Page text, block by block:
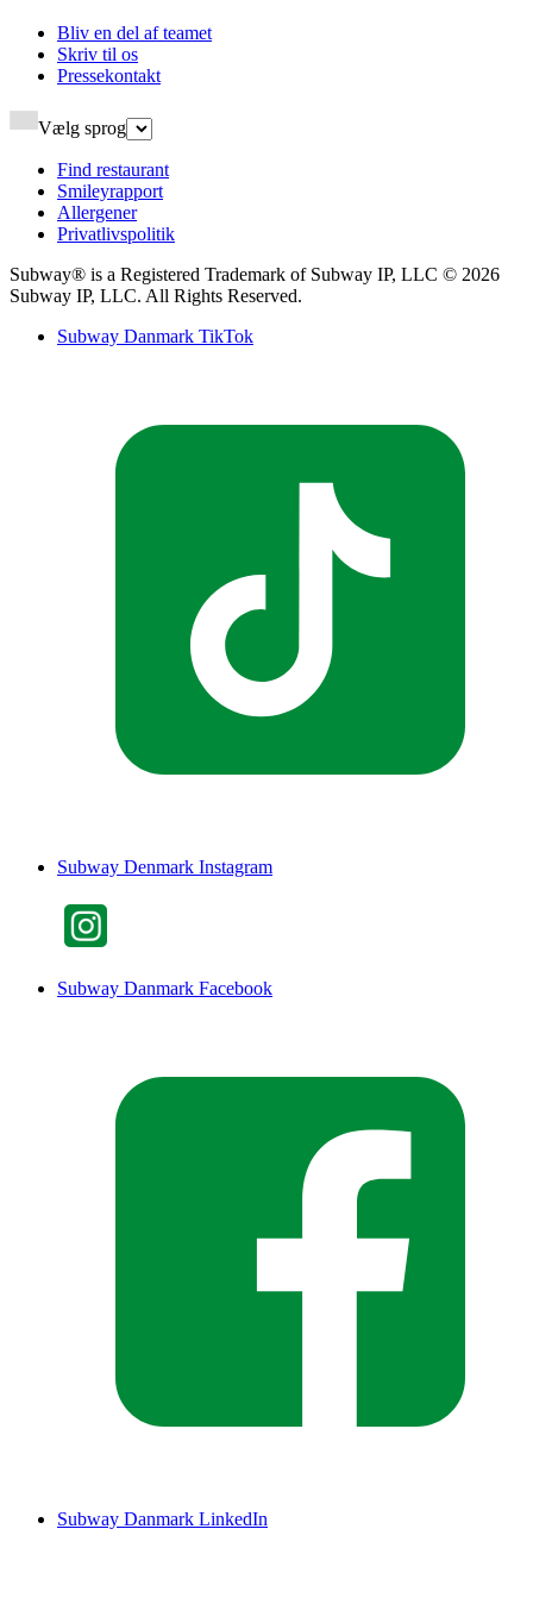
Bliv en del af teamet​​​​‌ ‍ ​‍​‍‌‍ ‌ ​‍‌‍‍‌‌‍‌ ‌‍‍‌‌‍ ‍​‍​‍​ ‍‍​‍​‍‌ ​ ‌‍​‌‌‍ ‍‌‍‍‌‌ ‌​‌ ‍‌​‍ ‍‌‍‍‌‌‍ ​‍​‍​‍ ​​‍​‍‌‍‍​‌ ​‍‌‍‌‌‌‍‌‍​‍​‍​ ‍‍​‍​‍‌‍‍​‌ ‌​‌ ‌​‌ ​​‌ ​ ​ ‍‍​‍ ​‍ ‌‍ ‍‌‍ ‌ ​‍‌‍‌​‌‍‍‌‌‍​ ​‍ ‌‌‍​‍‌‍‍‌‌ ‌​‌‍‌‌‌ ​ ​‍ ‌‌‍‌ ‌ ​‍‌‍ ‌ ‌‌‌ ​​​‍ ‌‌ ​ ‌ ‌​‌ ‌‌‌‍‌​‌‍‍‌‌‍ ​‍ ‍‌ ‌‍‌‍‌‌‌ ​‍‌‍​ ‌‍‌‌‌‍ ​​‍ ‍‌‍​‌‌ ​​‌ ​​​‍ ‌‍‍‌‌‍ ‍‌ ‌​‌‍‌‌‌‍ ‍‌ ‌​​‍ ‌‍‌‌‌‍‌​‌‍‍‌‌ ‌​​‍ ‌‍ ‌‌‍ ‌‍‌​‌‍‌‌​ ‌‌ ​​‌ ​‍‌‍‌‌‌ ​ ‌‍‌‌‌‍ ‍‌ ‌​‌‍​‌‌ ‌​‌‍‍‌‌‍ ‌‍ ‍​ ‍ ‌‍‍‌‌‍‌​​ ‌‌‍‌​​ ‍​​ ​​‌‍‌​​ ​‌‌‍‌‍‌‍​‌​ ‌ ​‍ ‌‌‍​‌​ ​‍​ ‍​​ ‍‌​‍ ‌​ ‌​‌‍‌‌​ ​ ​ ​‌​‍ ‌‌‍​‍​ ​‌‌‍‌​​ ‌‍​‍ ‌​ ‌‍​ ‌​​ ‌‍​ ​‍​ ‌‍​ ‌‌​ ‍​​ ‌ ​ ‌‌​ ​‍​ ‌‍​ ‌‌​ ‍ ‌ ‌​‌ ‍‌‌ ​​‌‍‌‌​ ‌‌ ‌ ‌‍‌‌‌‍​‍‌ ​ ‌‍‍‌‌ ‌​‌‍‌‌‌​ ‍‌‍​‌‌ ‌‍‌‍‍‌‌‍‌ ‌‍​‌‌ ‌​‌‍‍‌‌‍ ‌‍ ‍‌​‍‌‌ ‌​‌‍‌‌‌‍ ‌​ ‍ ‌ ​​‌‍​‌‌ ‌​‌‍‍​​ ‌‌‍ ​‌‍​‌‌‍​‍‌‍‌‌‌‍ ​​‍‌‌​ ‌‌‌​​‍‌‌ ‌‍‍ ‌‍‌‌‌ ‍‌​‍‌‌​ ​ ‌​‌​​‍‌‌​ ​ ‌​‌​​‍‌‌​ ​‍​ ​‍‌‍‌​‌‍​‌​‍‌‌​ ​‍​ ​‍​‍‌‌​ ‌‌‌​‌​​‍ ‍‌ ‌‍‌‍​‌‌‍ ​‌ ‌‌‌‍‌‌​ ‌‍​‍‌‍​‌‌ ​ ‌‍‌‌‌‌‌‌‌ ​‍‌‍ ​​ ‌‌‍‍​‌ ‌​‌ ‌​‌ ​​‌ ​ ​‍‌‌​ ​ ‌​​‌​‍‌‌​ ​‍‌​‌‍​‍‌‌​ ​‍‌​‌‍‌‍ ‍‌‍ ‌ ​‍‌‍‌​‌‍‍‌‌‍​ ​‍ ‌‌‍​‍‌‍‍‌‌ ‌​‌‍‌‌‌ ​ ​‍ ‌‌‍‌ ‌ ​‍‌‍ ‌ ‌‌‌ ​​​‍ ‌‌ ​ ‌ ‌​‌ ‌‌‌‍‌​‌‍‍‌‌‍ ​‍ ‍‌ ‌‍‌‍‌‌‌ ​‍‌‍​ ‌‍‌‌‌‍ ​​‍ ‍‌‍​‌‌ ​​‌ ​​​‍‌‍‌‍‍‌‌‍‌​​ ‌‌‍‌​​ ‍​​ ​​‌‍‌​​ ​‌‌‍‌‍‌‍​‌​ ‌ ​‍ ‌‌‍​‌​ ​‍​ ‍​​ ‍‌​‍ ‌​ ‌​‌‍‌‌​ ​ ​ ​‌​‍ ‌‌‍​‍​ ​‌‌‍‌​​ ‌‍​‍ ‌​ ‌‍​ ‌​​ ‌‍​ ​‍​ ‌‍​ ‌‌​ ‍​​ ‌ ​ ‌‌​ ​‍​ ‌‍​ ‌‌​‍‌‍‌ ‌​‌ ‍‌‌ ​​‌‍‌‌​ ‌‌ ‌ ‌‍‌‌‌‍​‍‌ ​ ‌‍‍‌‌ ‌​‌‍‌‌‌​ ‍‌‍​‌‌ ‌‍‌‍‍‌‌‍‌ ‌‍​‌‌ ‌​‌‍‍‌‌‍ ‌‍ ‍‌​‍‌‌ ‌​‌‍‌‌‌‍ ‌​‍‌‍‌ ​​‌‍​‌‌ ‌​‌‍‍​​ ‌‌‍ ​‌‍​‌‌‍​‍‌‍‌‌‌‍ ​​‍‌‌​ ‌‌‌​​‍‌‌ ‌‍‍ ‌‍‌‌‌ ‍‌​‍‌‌​ ​ ‌​‌​​‍‌‌​ ​ ‌​‌​​‍‌‌​ ​‍​ ​‍‌‍‌​‌‍​‌​‍‌‌​ ​‍​ ​‍​‍‌‌​ ‌‌‌​‌​​‍ ‍‌ ‌‍‌‍​‌‌‍ ​‌ ‌‌‌‍‌‌​‍‌‍‌ ​​‌‍‌‌‌ ​‍‌ ​ ‌ ​​‌‍‌‌‌‍​ ‌ ‌​‌‍‍‌‌ ‌‍‌‍‌‌​ ‌‌ ​​‌ ‌‌‌‍​‍‌‍ ​‌‍‍‌‌ ​ ‌‍‍​‌‍‌‌‌‍‌​​‍​‍‌ ‌
Skriv til os​​​​‌ ‍ ​‍​‍‌‍ ‌ ​‍‌‍‍‌‌‍‌ ‌‍‍‌‌‍ ‍​‍​‍​ ‍‍​‍​‍‌ ​ ‌‍​‌‌‍ ‍‌‍‍‌‌ ‌​‌ ‍‌​‍ ‍‌‍‍‌‌‍ ​‍​‍​‍ ​​‍​‍‌‍‍​‌ ​‍‌‍‌‌‌‍‌‍​‍​‍​ ‍‍​‍​‍‌‍‍​‌ ‌​‌ ‌​‌ ​​‌ ​ ​ ‍‍​‍ ​‍ ‌‍ ‍‌‍ ‌ ​‍‌‍‌​‌‍‍‌‌‍​ ​‍ ‌‌‍​‍‌‍‍‌‌ ‌​‌‍‌‌‌ ​ ​‍ ‌‌‍‌ ‌ ​‍‌‍ ‌ ‌‌‌ ​​​‍ ‌‌ ​ ‌ ‌​‌ ‌‌‌‍‌​‌‍‍‌‌‍ ​‍ ‍‌ ‌‍‌‍‌‌‌ ​‍‌‍​ ‌‍‌‌‌‍ ​​‍ ‍‌‍​‌‌ ​​‌ ​​​‍ ‌‍‍‌‌‍ ‍‌ ‌​‌‍‌‌‌‍ ‍‌ ‌​​‍ ‌‍‌‌‌‍‌​‌‍‍‌‌ ‌​​‍ ‌‍ ‌‌‍ ‌‍‌​‌‍‌‌​ ‌‌ ​​‌ ​‍‌‍‌‌‌ ​ ‌‍‌‌‌‍ ‍‌ ‌​‌‍​‌‌ ‌​‌‍‍‌‌‍ ‌‍ ‍​ ‍ ‌‍‍‌‌‍‌​​ ‌‌‍​‍​ ‌ ​ ​‍‌‍‌‍​ ​​‌‍​‌​ ​‍​ ‌‍​‍ ‌​ ​​‌‍​ ​ ‌ ​ ​‍​‍ ‌​ ‌​‌‍‌​​ ‌ ​ ‌‍​‍ ‌‌‍​‍​ ‌​​ ‌ ‌‍‌‌​‍ ‌​ ​ ​ ‍‌‌‍​‌‌‍‌‍‌‍​‌​ ​‍​ ​‍‌‍​ ‌‍‌‍‌‍‌‍​ ‌‍​ ​‌​ ‍ ‌ ‌​‌ ‍‌‌ ​​‌‍‌‌​ ‌‌ ‌ ‌‍‌‌‌‍​‍‌ ​ ‌‍‍‌‌ ‌​‌‍‌‌‌​ ‍‌‍​‌‌ ‌‍‌‍‍‌‌‍‌ ‌‍​‌‌ ‌​‌‍‍‌‌‍ ‌‍ ‍‌​‍‌‌ ‌​‌‍‌‌‌‍ ‌​ ‍ ‌ ​​‌‍​‌‌ ‌​‌‍‍​​ ‌‌‍ ​‌‍​‌‌‍​‍‌‍‌‌‌‍ ​​‍‌‌​ ‌‌‌​​‍‌‌ ‌‍‍ ‌‍‌‌‌ ‍‌​‍‌‌​ ​ ‌​‌​​‍‌‌​ ​ ‌​‌​​‍‌‌​ ​‍​ ​‍‌‍‌​‌‍​‌​‍‌‌​ ​‍​ ​‍​‍‌‌​ ‌‌‌​‌​​‍ ‍‌ ‌‍‌‍​‌‌‍ ​‌ ‌‌‌‍‌‌​ ‌‍​‍‌‍​‌‌ ​ ‌‍‌‌‌‌‌‌‌ ​‍‌‍ ​​ ‌‌‍‍​‌ ‌​‌ ‌​‌ ​​‌ ​ ​‍‌‌​ ​ ‌​​‌​‍‌‌​ ​‍‌​‌‍​‍‌‌​ ​‍‌​‌‍‌‍ ‍‌‍ ‌ ​‍‌‍‌​‌‍‍‌‌‍​ ​‍ ‌‌‍​‍‌‍‍‌‌ ‌​‌‍‌‌‌ ​ ​‍ ‌‌‍‌ ‌ ​‍‌‍ ‌ ‌‌‌ ​​​‍ ‌‌ ​ ‌ ‌​‌ ‌‌‌‍‌​‌‍‍‌‌‍ ​‍ ‍‌ ‌‍‌‍‌‌‌ ​‍‌‍​ ‌‍‌‌‌‍ ​​‍ ‍‌‍​‌‌ ​​‌ ​​​‍‌‍‌‍‍‌‌‍‌​​ ‌‌‍​‍​ ‌ ​ ​‍‌‍‌‍​ ​​‌‍​‌​ ​‍​ ‌‍​‍ ‌​ ​​‌‍​ ​ ‌ ​ ​‍​‍ ‌​ ‌​‌‍‌​​ ‌ ​ ‌‍​‍ ‌‌‍​‍​ ‌​​ ‌ ‌‍‌‌​‍ ‌​ ​ ​ ‍‌‌‍​‌‌‍‌‍‌‍​‌​ ​‍​ ​‍‌‍​ ‌‍‌‍‌‍‌‍​ ‌‍​ ​‌​‍‌‍‌ ‌​‌ ‍‌‌ ​​‌‍‌‌​ ‌‌ ‌ ‌‍‌‌‌‍​‍‌ ​ ‌‍‍‌‌ ‌​‌‍‌‌‌​ ‍‌‍​‌‌ ‌‍‌‍‍‌‌‍‌ ‌‍​‌‌ ‌​‌‍‍‌‌‍ ‌‍ ‍‌​‍‌‌ ‌​‌‍‌‌‌‍ ‌​‍‌‍‌ ​​‌‍​‌‌ ‌​‌‍‍​​ ‌‌‍ ​‌‍​‌‌‍​‍‌‍‌‌‌‍ ​​‍‌‌​ ‌‌‌​​‍‌‌ ‌‍‍ ‌‍‌‌‌ ‍‌​‍‌‌​ ​ ‌​‌​​‍‌‌​ ​ ‌​‌​​‍‌‌​ ​‍​ ​‍‌‍‌​‌‍​‌​‍‌‌​ ​‍​ ​‍​‍‌‌​ ‌‌‌​‌​​‍ ‍‌ ‌‍‌‍​‌‌‍ ​‌ ‌‌‌‍‌‌​‍‌‍‌ ​​‌‍‌‌‌ ​‍‌ ​ ‌ ​​‌‍‌‌‌‍​ ‌ ‌​‌‍‍‌‌ ‌‍‌‍‌‌​ ‌‌ ​​‌ ‌‌‌‍​‍‌‍ ​‌‍‍‌‌ ​ ‌‍‍​‌‍‌‌‌‍‌​​‍​‍‌ ‌
Pressekontakt​​​​‌ ‍ ​‍​‍‌‍ ‌ ​‍‌‍‍‌‌‍‌ ‌‍‍‌‌‍ ‍​‍​‍​ ‍‍​‍​‍‌ ​ ‌‍​‌‌‍ ‍‌‍‍‌‌ ‌​‌ ‍‌​‍ ‍‌‍‍‌‌‍ ​‍​‍​‍ ​​‍​‍‌‍‍​‌ ​‍‌‍‌‌‌‍‌‍​‍​‍​ ‍‍​‍​‍‌‍‍​‌ ‌​‌ ‌​‌ ​​‌ ​ ​ ‍‍​‍ ​‍ ‌‍ ‍‌‍ ‌ ​‍‌‍‌​‌‍‍‌‌‍​ ​‍ ‌‌‍​‍‌‍‍‌‌ ‌​‌‍‌‌‌ ​ ​‍ ‌‌‍‌ ‌ ​‍‌‍ ‌ ‌‌‌ ​​​‍ ‌‌ ​ ‌ ‌​‌ ‌‌‌‍‌​‌‍‍‌‌‍ ​‍ ‍‌ ‌‍‌‍‌‌‌ ​‍‌‍​ ‌‍‌‌‌‍ ​​‍ ‍‌‍​‌‌ ​​‌ ​​​‍ ‌‍‍‌‌‍ ‍‌ ‌​‌‍‌‌‌‍ ‍‌ ‌​​‍ ‌‍‌‌‌‍‌​‌‍‍‌‌ ‌​​‍ ‌‍ ‌‌‍ ‌‍‌​‌‍‌‌​ ‌‌ ​​‌ ​‍‌‍‌‌‌ ​ ‌‍‌‌‌‍ ‍‌ ‌​‌‍​‌‌ ‌​‌‍‍‌‌‍ ‌‍ ‍​ ‍ ‌‍‍‌‌‍‌​​ ‌​ ‌‍​ ‌​​ ​ ‌‍‌​​ ‍‌​ ‍‌​ ‌‌‌‍‌‍​‍ ‌​ ​​‌‍‌‍‌‍​‌​ ‌‍​‍ ‌​ ‌​‌‍‌‍​ ‌‌​ ‌​​‍ ‌‌‍​‌​ ​ ​ ​‍​ ‌ ​‍ ‌​ ​‍‌‍‌‌‌‍‌‍‌‍​‌​ ​‍​ ​‍​ ​ ​ ‌ ‌‍‌‌​ ​​​ ​​​ ‌ ​ ‍ ‌ ‌​‌ ‍‌‌ ​​‌‍‌‌​ ‌‌ ‌ ‌‍‌‌‌‍​‍‌ ​ ‌‍‍‌‌ ‌​‌‍‌‌‌​ ‍‌‍​‌‌ ‌‍‌‍‍‌‌‍‌ ‌‍​‌‌ ‌​‌‍‍‌‌‍ ‌‍ ‍‌​‍‌‌ ‌​‌‍‌‌‌‍ ‌​ ‍ ‌ ​​‌‍​‌‌ ‌​‌‍‍​​ ‌‌‍ ​‌‍​‌‌‍​‍‌‍‌‌‌‍ ​​‍‌‌​ ‌‌‌​​‍‌‌ ‌‍‍ ‌‍‌‌‌ ‍‌​‍‌‌​ ​ ‌​‌​​‍‌‌​ ​ ‌​‌​​‍‌‌​ ​‍​ ​‍‌‍‌​‌‍​‌​‍‌‌​ ​‍​ ​‍​‍‌‌​ ‌‌‌​‌​​‍ ‍‌ ‌‍‌‍​‌‌‍ ​‌ ‌‌‌‍‌‌​ ‌‍​‍‌‍​‌‌ ​ ‌‍‌‌‌‌‌‌‌ ​‍‌‍ ​​ ‌‌‍‍​‌ ‌​‌ ‌​‌ ​​‌ ​ ​‍‌‌​ ​ ‌​​‌​‍‌‌​ ​‍‌​‌‍​‍‌‌​ ​‍‌​‌‍‌‍ ‍‌‍ ‌ ​‍‌‍‌​‌‍‍‌‌‍​ ​‍ ‌‌‍​‍‌‍‍‌‌ ‌​‌‍‌‌‌ ​ ​‍ ‌‌‍‌ ‌ ​‍‌‍ ‌ ‌‌‌ ​​​‍ ‌‌ ​ ‌ ‌​‌ ‌‌‌‍‌​‌‍‍‌‌‍ ​‍ ‍‌ ‌‍‌‍‌‌‌ ​‍‌‍​ ‌‍‌‌‌‍ ​​‍ ‍‌‍​‌‌ ​​‌ ​​​‍‌‍‌‍‍‌‌‍‌​​ ‌​ ‌‍​ ‌​​ ​ ‌‍‌​​ ‍‌​ ‍‌​ ‌‌‌‍‌‍​‍ ‌​ ​​‌‍‌‍‌‍​‌​ ‌‍​‍ ‌​ ‌​‌‍‌‍​ ‌‌​ ‌​​‍ ‌‌‍​‌​ ​ ​ ​‍​ ‌ ​‍ ‌​ ​‍‌‍‌‌‌‍‌‍‌‍​‌​ ​‍​ ​‍​ ​ ​ ‌ ‌‍‌‌​ ​​​ ​​​ ‌ ​‍‌‍‌ ‌​‌ ‍‌‌ ​​‌‍‌‌​ ‌‌ ‌ ‌‍‌‌‌‍​‍‌ ​ ‌‍‍‌‌ ‌​‌‍‌‌‌​ ‍‌‍​‌‌ ‌‍‌‍‍‌‌‍‌ ‌‍​‌‌ ‌​‌‍‍‌‌‍ ‌‍ ‍‌​‍‌‌ ‌​‌‍‌‌‌‍ ‌​‍‌‍‌ ​​‌‍​‌‌ ‌​‌‍‍​​ ‌‌‍ ​‌‍​‌‌‍​‍‌‍‌‌‌‍ ​​‍‌‌​ ‌‌‌​​‍‌‌ ‌‍‍ ‌‍‌‌‌ ‍‌​‍‌‌​ ​ ‌​‌​​‍‌‌​ ​ ‌​‌​​‍‌‌​ ​‍​ ​‍‌‍‌​‌‍​‌​‍‌‌​ ​‍​ ​‍​‍‌‌​ ‌‌‌​‌​​‍ ‍‌ ‌‍‌‍​‌‌‍ ​‌ ‌‌‌‍‌‌​‍‌‍‌ ​​‌‍‌‌‌ ​‍‌ ​ ‌ ​​‌‍‌‌‌‍​ ‌ ‌​‌‍‍‌‌ ‌‍‌‍‌‌​ ‌‌ ​​‌ ‌‌‌‍​‍‌‍ ​‌‍‍‌‌ ​ ‌‍‍​‌‍‌‌‌‍‌​​‍​‍‌ ‌
Vælg sprog
Find restaurant​​​​‌ ‍ ​‍​‍‌‍ ‌ ​‍‌‍‍‌‌‍‌ ‌‍‍‌‌‍ ‍​‍​‍​ ‍‍​‍​‍‌ ​ ‌‍​‌‌‍ ‍‌‍‍‌‌ ‌​‌ ‍‌​‍ ‍‌‍‍‌‌‍ ​‍​‍​‍ ​​‍​‍‌‍‍​‌ ​‍‌‍‌‌‌‍‌‍​‍​‍​ ‍‍​‍​‍‌‍‍​‌ ‌​‌ ‌​‌ ​​‌ ​ ​ ‍‍​‍ ​‍ ‌‍ ‍‌‍ ‌ ​‍‌‍‌​‌‍‍‌‌‍​ ​‍ ‌‌‍​‍‌‍‍‌‌ ‌​‌‍‌‌‌ ​ ​‍ ‌‌‍‌ ‌ ​‍‌‍ ‌ ‌‌‌ ​​​‍ ‌‌ ​ ‌ ‌​‌ ‌‌‌‍‌​‌‍‍‌‌‍ ​‍ ‍‌ ‌‍‌‍‌‌‌ ​‍‌‍​ ‌‍‌‌‌‍ ​​‍ ‍‌‍​‌‌ ​​‌ ​​​‍ ‌‍‍‌‌‍ ‍‌ ‌​‌‍‌‌‌‍ ‍‌ ‌​​‍ ‌‍‌‌‌‍‌​‌‍‍‌‌ ‌​​‍ ‌‍ ‌‌‍ ‌‍‌​‌‍‌‌​ ‌‌ ​​‌ ​‍‌‍‌‌‌ ​ ‌‍‌‌‌‍ ‍‌ ‌​‌‍​‌‌ ‌​‌‍‍‌‌‍ ‌‍ ‍​ ‍ ‌‍‍‌‌‍‌​​ ‌‌‍​‍​ ​‌​ ‌​​ ‌‍​ ‌ ​ ‍​​ ‍​​ ​‍​‍ ‌​ ‌‍​ ‌‌​ ‌​‌‍‌‍​‍ ‌​ ‌​​ ‌‍​ ​‌​ ‌‍​‍ ‌​ ‍‌​ ‍‌​ ‌‌​ ‌‌​‍ ‌‌‍‌‍​ ‍​‌‍​‍‌‍‌​​ ‍‌​ ​‌‌‍​‍​ ‍​​ ‍​‌‍‌‌​ ​ ​ ‍​​ ‍ ‌ ‌​‌ ‍‌‌ ​​‌‍‌‌​ ‌‌ ‌ ‌‍‌‌‌‍​‍‌ ​ ‌‍‍‌‌ ‌​‌‍‌‌‌​ ‍‌‍​‌‌ ‌‍‌‍‍‌‌‍‌ ‌‍​‌‌ ‌​‌‍‍‌‌‍ ‌‍ ‍‌​‍‌‌ ‌​‌‍‌‌‌‍ ‌​ ‍ ‌ ​​‌‍​‌‌ ‌​‌‍‍​​ ‌‌‍ ​‌‍​‌‌‍​‍‌‍‌‌‌‍ ​​‍‌‌​ ‌‌‌​​‍‌‌ ‌‍‍ ‌‍‌‌‌ ‍‌​‍‌‌​ ​ ‌​‌​​‍‌‌​ ​ ‌​‌​​‍‌‌​ ​‍​ ​‍‌‍‌​‌‍​‌​‍‌‌​ ​‍​ ​‍​‍‌‌​ ‌‌‌​‌​​‍ ‍‌ ‌‍‌‍​‌‌‍ ​‌ ‌‌‌‍‌‌​ ‌‍​‍‌‍​‌‌ ​ ‌‍‌‌‌‌‌‌‌ ​‍‌‍ ​​ ‌‌‍‍​‌ ‌​‌ ‌​‌ ​​‌ ​ ​‍‌‌​ ​ ‌​​‌​‍‌‌​ ​‍‌​‌‍​‍‌‌​ ​‍‌​‌‍‌‍ ‍‌‍ ‌ ​‍‌‍‌​‌‍‍‌‌‍​ ​‍ ‌‌‍​‍‌‍‍‌‌ ‌​‌‍‌‌‌ ​ ​‍ ‌‌‍‌ ‌ ​‍‌‍ ‌ ‌‌‌ ​​​‍ ‌‌ ​ ‌ ‌​‌ ‌‌‌‍‌​‌‍‍‌‌‍ ​‍ ‍‌ ‌‍‌‍‌‌‌ ​‍‌‍​ ‌‍‌‌‌‍ ​​‍ ‍‌‍​‌‌ ​​‌ ​​​‍‌‍‌‍‍‌‌‍‌​​ ‌‌‍​‍​ ​‌​ ‌​​ ‌‍​ ‌ ​ ‍​​ ‍​​ ​‍​‍ ‌​ ‌‍​ ‌‌​ ‌​‌‍‌‍​‍ ‌​ ‌​​ ‌‍​ ​‌​ ‌‍​‍ ‌​ ‍‌​ ‍‌​ ‌‌​ ‌‌​‍ ‌‌‍‌‍​ ‍​‌‍​‍‌‍‌​​ ‍‌​ ​‌‌‍​‍​ ‍​​ ‍​‌‍‌‌​ ​ ​ ‍​​‍‌‍‌ ‌​‌ ‍‌‌ ​​‌‍‌‌​ ‌‌ ‌ ‌‍‌‌‌‍​‍‌ ​ ‌‍‍‌‌ ‌​‌‍‌‌‌​ ‍‌‍​‌‌ ‌‍‌‍‍‌‌‍‌ ‌‍​‌‌ ‌​‌‍‍‌‌‍ ‌‍ ‍‌​‍‌‌ ‌​‌‍‌‌‌‍ ‌​‍‌‍‌ ​​‌‍​‌‌ ‌​‌‍‍​​ ‌‌‍ ​‌‍​‌‌‍​‍‌‍‌‌‌‍ ​​‍‌‌​ ‌‌‌​​‍‌‌ ‌‍‍ ‌‍‌‌‌ ‍‌​‍‌‌​ ​ ‌​‌​​‍‌‌​ ​ ‌​‌​​‍‌‌​ ​‍​ ​‍‌‍‌​‌‍​‌​‍‌‌​ ​‍​ ​‍​‍‌‌​ ‌‌‌​‌​​‍ ‍‌ ‌‍‌‍​‌‌‍ ​‌ ‌‌‌‍‌‌​‍‌‍‌ ​​‌‍‌‌‌ ​‍‌ ​ ‌ ​​‌‍‌‌‌‍​ ‌ ‌​‌‍‍‌‌ ‌‍‌‍‌‌​ ‌‌ ​​‌ ‌‌‌‍​‍‌‍ ​‌‍‍‌‌ ​ ‌‍‍​‌‍‌‌‌‍‌​​‍​‍‌ ‌
Smileyrapport​​​​‌ ‍ ​‍​‍‌‍ ‌ ​‍‌‍‍‌‌‍‌ ‌‍‍‌‌‍ ‍​‍​‍​ ‍‍​‍​‍‌ ​ ‌‍​‌‌‍ ‍‌‍‍‌‌ ‌​‌ ‍‌​‍ ‍‌‍‍‌‌‍ ​‍​‍​‍ ​​‍​‍‌‍‍​‌ ​‍‌‍‌‌‌‍‌‍​‍​‍​ ‍‍​‍​‍‌‍‍​‌ ‌​‌ ‌​‌ ​​‌ ​ ​ ‍‍​‍ ​‍ ‌‍ ‍‌‍ ‌ ​‍‌‍‌​‌‍‍‌‌‍​ ​‍ ‌‌‍​‍‌‍‍‌‌ ‌​‌‍‌‌‌ ​ ​‍ ‌‌‍‌ ‌ ​‍‌‍ ‌ ‌‌‌ ​​​‍ ‌‌ ​ ‌ ‌​‌ ‌‌‌‍‌​‌‍‍‌‌‍ ​‍ ‍‌ ‌‍‌‍‌‌‌ ​‍‌‍​ ‌‍‌‌‌‍ ​​‍ ‍‌‍​‌‌ ​​‌ ​​​‍ ‌‍‍‌‌‍ ‍‌ ‌​‌‍‌‌‌‍ ‍‌ ‌​​‍ ‌‍‌‌‌‍‌​‌‍‍‌‌ ‌​​‍ ‌‍ ‌‌‍ ‌‍‌​‌‍‌‌​ ‌‌ ​​‌ ​‍‌‍‌‌‌ ​ ‌‍‌‌‌‍ ‍‌ ‌​‌‍​‌‌ ‌​‌‍‍‌‌‍ ‌‍ ‍​ ‍ ‌‍‍‌‌‍‌​​ ‌‌‍​‍​ ‌ ​ ​​‌‍‌‍‌‍‌‌​ ‍​‌‍‌‌​ ‌‍​‍ ‌‌‍​ ‌‍‌‌‌‍‌​​ ‌‍​‍ ‌​ ‌​‌‍​‍​ ​ ​ ​‌​‍ ‌​ ‍‌​ ​​‌‍‌‌​ ‌‍​‍ ‌​ ‌‍​ ​ ‌‍‌‌​ ​ ​ ​​‌‍​ ​ ‍‌​ ​​​ ‌​​ ​ ​ ​‍​ ‍​​ ‍ ‌ ‌​‌ ‍‌‌ ​​‌‍‌‌​ ‌‌ ‌ ‌‍‌‌‌‍​‍‌ ​ ‌‍‍‌‌ ‌​‌‍‌‌‌​ ‍‌‍​‌‌ ‌‍‌‍‍‌‌‍‌ ‌‍​‌‌ ‌​‌‍‍‌‌‍ ‌‍ ‍‌​‍‌‌ ‌​‌‍‌‌‌‍ ‌​ ‍ ‌ ​​‌‍​‌‌ ‌​‌‍‍​​ ‌‌‍ ​‌‍​‌‌‍​‍‌‍‌‌‌‍ ​​‍‌‌​ ‌‌‌​​‍‌‌ ‌‍‍ ‌‍‌‌‌ ‍‌​‍‌‌​ ​ ‌​‌​​‍‌‌​ ​ ‌​‌​​‍‌‌​ ​‍​ ​‍‌‍‌​‌‍​‌​‍‌‌​ ​‍​ ​‍​‍‌‌​ ‌‌‌​‌​​‍ ‍‌ ‌‍‌‍​‌‌‍ ​‌ ‌‌‌‍‌‌​ ‌‍​‍‌‍​‌‌ ​ ‌‍‌‌‌‌‌‌‌ ​‍‌‍ ​​ ‌‌‍‍​‌ ‌​‌ ‌​‌ ​​‌ ​ ​‍‌‌​ ​ ‌​​‌​‍‌‌​ ​‍‌​‌‍​‍‌‌​ ​‍‌​‌‍‌‍ ‍‌‍ ‌ ​‍‌‍‌​‌‍‍‌‌‍​ ​‍ ‌‌‍​‍‌‍‍‌‌ ‌​‌‍‌‌‌ ​ ​‍ ‌‌‍‌ ‌ ​‍‌‍ ‌ ‌‌‌ ​​​‍ ‌‌ ​ ‌ ‌​‌ ‌‌‌‍‌​‌‍‍‌‌‍ ​‍ ‍‌ ‌‍‌‍‌‌‌ ​‍‌‍​ ‌‍‌‌‌‍ ​​‍ ‍‌‍​‌‌ ​​‌ ​​​‍‌‍‌‍‍‌‌‍‌​​ ‌‌‍​‍​ ‌ ​ ​​‌‍‌‍‌‍‌‌​ ‍​‌‍‌‌​ ‌‍​‍ ‌‌‍​ ‌‍‌‌‌‍‌​​ ‌‍​‍ ‌​ ‌​‌‍​‍​ ​ ​ ​‌​‍ ‌​ ‍‌​ ​​‌‍‌‌​ ‌‍​‍ ‌​ ‌‍​ ​ ‌‍‌‌​ ​ ​ ​​‌‍​ ​ ‍‌​ ​​​ ‌​​ ​ ​ ​‍​ ‍​​‍‌‍‌ ‌​‌ ‍‌‌ ​​‌‍‌‌​ ‌‌ ‌ ‌‍‌‌‌‍​‍‌ ​ ‌‍‍‌‌ ‌​‌‍‌‌‌​ ‍‌‍​‌‌ ‌‍‌‍‍‌‌‍‌ ‌‍​‌‌ ‌​‌‍‍‌‌‍ ‌‍ ‍‌​‍‌‌ ‌​‌‍‌‌‌‍ ‌​‍‌‍‌ ​​‌‍​‌‌ ‌​‌‍‍​​ ‌‌‍ ​‌‍​‌‌‍​‍‌‍‌‌‌‍ ​​‍‌‌​ ‌‌‌​​‍‌‌ ‌‍‍ ‌‍‌‌‌ ‍‌​‍‌‌​ ​ ‌​‌​​‍‌‌​ ​ ‌​‌​​‍‌‌​ ​‍​ ​‍‌‍‌​‌‍​‌​‍‌‌​ ​‍​ ​‍​‍‌‌​ ‌‌‌​‌​​‍ ‍‌ ‌‍‌‍​‌‌‍ ​‌ ‌‌‌‍‌‌​‍‌‍‌ ​​‌‍‌‌‌ ​‍‌ ​ ‌ ​​‌‍‌‌‌‍​ ‌ ‌​‌‍‍‌‌ ‌‍‌‍‌‌​ ‌‌ ​​‌ ‌‌‌‍​‍‌‍ ​‌‍‍‌‌ ​ ‌‍‍​‌‍‌‌‌‍‌​​‍​‍‌ ‌
Allergener​​​​‌ ‍ ​‍​‍‌‍ ‌ ​‍‌‍‍‌‌‍‌ ‌‍‍‌‌‍ ‍​‍​‍​ ‍‍​‍​‍‌ ​ ‌‍​‌‌‍ ‍‌‍‍‌‌ ‌​‌ ‍‌​‍ ‍‌‍‍‌‌‍ ​‍​‍​‍ ​​‍​‍‌‍‍​‌ ​‍‌‍‌‌‌‍‌‍​‍​‍​ ‍‍​‍​‍‌‍‍​‌ ‌​‌ ‌​‌ ​​‌ ​ ​ ‍‍​‍ ​‍ ‌‍ ‍‌‍ ‌ ​‍‌‍‌​‌‍‍‌‌‍​ ​‍ ‌‌‍​‍‌‍‍‌‌ ‌​‌‍‌‌‌ ​ ​‍ ‌‌‍‌ ‌ ​‍‌‍ ‌ ‌‌‌ ​​​‍ ‌‌ ​ ‌ ‌​‌ ‌‌‌‍‌​‌‍‍‌‌‍ ​‍ ‍‌ ‌‍‌‍‌‌‌ ​‍‌‍​ ‌‍‌‌‌‍ ​​‍ ‍‌‍​‌‌ ​​‌ ​​​‍ ‌‍‍‌‌‍ ‍‌ ‌​‌‍‌‌‌‍ ‍‌ ‌​​‍ ‌‍‌‌‌‍‌​‌‍‍‌‌ ‌​​‍ ‌‍ ‌‌‍ ‌‍‌​‌‍‌‌​ ‌‌ ​​‌ ​‍‌‍‌‌‌ ​ ‌‍‌‌‌‍ ‍‌ ‌​‌‍​‌‌ ‌​‌‍‍‌‌‍ ‌‍ ‍​ ‍ ‌‍‍‌‌‍‌​​ ‌​ ‌​​ ‍​​ ‌ ‌‍​‍​ ‌​​ ​‌​ ​​‌‍‌​​‍ ‌‌‍‌​​ ‍​‌‍​‍‌‍​‍​‍ ‌​ ‌​‌‍‌‍​ ​​​ ‌​​‍ ‌‌‍​‍​ ‌ ​ ‌ ​ ​ ​‍ ‌​ ‌‍​ ‍‌‌‍‌‍​ ‌​​ ‍​‌‍​ ​ ​‌‌‍‌‍‌‍​ ‌‍‌‍​ ‌‍​ ‌‌​ ‍ ‌ ‌​‌ ‍‌‌ ​​‌‍‌‌​ ‌‌ ‌ ‌‍‌‌‌‍​‍‌ ​ ‌‍‍‌‌ ‌​‌‍‌‌‌​ ‍‌‍​‌‌ ‌‍‌‍‍‌‌‍‌ ‌‍​‌‌ ‌​‌‍‍‌‌‍ ‌‍ ‍‌​‍‌‌ ‌​‌‍‌‌‌‍ ‌​ ‍ ‌ ​​‌‍​‌‌ ‌​‌‍‍​​ ‌‌‍ ​‌‍​‌‌‍​‍‌‍‌‌‌‍ ​​‍‌‌​ ‌‌‌​​‍‌‌ ‌‍‍ ‌‍‌‌‌ ‍‌​‍‌‌​ ​ ‌​‌​​‍‌‌​ ​ ‌​‌​​‍‌‌​ ​‍​ ​‍‌‍‌​‌‍​‌​‍‌‌​ ​‍​ ​‍​‍‌‌​ ‌‌‌​‌​​‍ ‍‌ ‌‍‌‍​‌‌‍ ​‌ ‌‌‌‍‌‌​ ‌‍​‍‌‍​‌‌ ​ ‌‍‌‌‌‌‌‌‌ ​‍‌‍ ​​ ‌‌‍‍​‌ ‌​‌ ‌​‌ ​​‌ ​ ​‍‌‌​ ​ ‌​​‌​‍‌‌​ ​‍‌​‌‍​‍‌‌​ ​‍‌​‌‍‌‍ ‍‌‍ ‌ ​‍‌‍‌​‌‍‍‌‌‍​ ​‍ ‌‌‍​‍‌‍‍‌‌ ‌​‌‍‌‌‌ ​ ​‍ ‌‌‍‌ ‌ ​‍‌‍ ‌ ‌‌‌ ​​​‍ ‌‌ ​ ‌ ‌​‌ ‌‌‌‍‌​‌‍‍‌‌‍ ​‍ ‍‌ ‌‍‌‍‌‌‌ ​‍‌‍​ ‌‍‌‌‌‍ ​​‍ ‍‌‍​‌‌ ​​‌ ​​​‍‌‍‌‍‍‌‌‍‌​​ ‌​ ‌​​ ‍​​ ‌ ‌‍​‍​ ‌​​ ​‌​ ​​‌‍‌​​‍ ‌‌‍‌​​ ‍​‌‍​‍‌‍​‍​‍ ‌​ ‌​‌‍‌‍​ ​​​ ‌​​‍ ‌‌‍​‍​ ‌ ​ ‌ ​ ​ ​‍ ‌​ ‌‍​ ‍‌‌‍‌‍​ ‌​​ ‍​‌‍​ ​ ​‌‌‍‌‍‌‍​ ‌‍‌‍​ ‌‍​ ‌‌​‍‌‍‌ ‌​‌ ‍‌‌ ​​‌‍‌‌​ ‌‌ ‌ ‌‍‌‌‌‍​‍‌ ​ ‌‍‍‌‌ ‌​‌‍‌‌‌​ ‍‌‍​‌‌ ‌‍‌‍‍‌‌‍‌ ‌‍​‌‌ ‌​‌‍‍‌‌‍ ‌‍ ‍‌​‍‌‌ ‌​‌‍‌‌‌‍ ‌​‍‌‍‌ ​​‌‍​‌‌ ‌​‌‍‍​​ ‌‌‍ ​‌‍​‌‌‍​‍‌‍‌‌‌‍ ​​‍‌‌​ ‌‌‌​​‍‌‌ ‌‍‍ ‌‍‌‌‌ ‍‌​‍‌‌​ ​ ‌​‌​​‍‌‌​ ​ ‌​‌​​‍‌‌​ ​‍​ ​‍‌‍‌​‌‍​‌​‍‌‌​ ​‍​ ​‍​‍‌‌​ ‌‌‌​‌​​‍ ‍‌ ‌‍‌‍​‌‌‍ ​‌ ‌‌‌‍‌‌​‍‌‍‌ ​​‌‍‌‌‌ ​‍‌ ​ ‌ ​​‌‍‌‌‌‍​ ‌ ‌​‌‍‍‌‌ ‌‍‌‍‌‌​ ‌‌ ​​‌ ‌‌‌‍​‍‌‍ ​‌‍‍‌‌ ​ ‌‍‍​‌‍‌‌‌‍‌​​‍​‍‌ ‌
Privatlivspolitik​​​​‌ ‍ ​‍​‍‌‍ ‌ ​‍‌‍‍‌‌‍‌ ‌‍‍‌‌‍ ‍​‍​‍​ ‍‍​‍​‍‌ ​ ‌‍​‌‌‍ ‍‌‍‍‌‌ ‌​‌ ‍‌​‍ ‍‌‍‍‌‌‍ ​‍​‍​‍ ​​‍​‍‌‍‍​‌ ​‍‌‍‌‌‌‍‌‍​‍​‍​ ‍‍​‍​‍‌‍‍​‌ ‌​‌ ‌​‌ ​​‌ ​ ​ ‍‍​‍ ​‍ ‌‍ ‍‌‍ ‌ ​‍‌‍‌​‌‍‍‌‌‍​ ​‍ ‌‌‍​‍‌‍‍‌‌ ‌​‌‍‌‌‌ ​ ​‍ ‌‌‍‌ ‌ ​‍‌‍ ‌ ‌‌‌ ​​​‍ ‌‌ ​ ‌ ‌​‌ ‌‌‌‍‌​‌‍‍‌‌‍ ​‍ ‍‌ ‌‍‌‍‌‌‌ ​‍‌‍​ ‌‍‌‌‌‍ ​​‍ ‍‌‍​‌‌ ​​‌ ​​​‍ ‌‍‍‌‌‍ ‍‌ ‌​‌‍‌‌‌‍ ‍‌ ‌​​‍ ‌‍‌‌‌‍‌​‌‍‍‌‌ ‌​​‍ ‌‍ ‌‌‍ ‌‍‌​‌‍‌‌​ ‌‌ ​​‌ ​‍‌‍‌‌‌ ​ ‌‍‌‌‌‍ ‍‌ ‌​‌‍​‌‌ ‌​‌‍‍‌‌‍ ‌‍ ‍​ ‍ ‌‍‍‌‌‍‌​​ ‌​ ‍‌​ ‍​‌‍​‍‌‍‌​‌‍​‍​ ‌​​ ‌ ​ ​‍​‍ ‌‌‍‌​‌‍​ ‌‍‌‌‌‍‌‍​‍ ‌​ ‌​​ ‍​​ ​‍​ ‌‍​‍ ‌‌‍​‌‌‍​ ‌‍​ ​ ‌ ​‍ ‌​ ​ ​ ​ ​ ‌‌​ ​​‌‍​‌​ ‌‌​ ​‍‌‍​ ‌‍‌​​ ‌​‌‍‌‌​ ‌‌​ ‍ ‌ ‌​‌ ‍‌‌ ​​‌‍‌‌​ ‌‌ ‌ ‌‍‌‌‌‍​‍‌ ​ ‌‍‍‌‌ ‌​‌‍‌‌‌​ ‍‌‍​‌‌ ‌‍‌‍‍‌‌‍‌ ‌‍​‌‌ ‌​‌‍‍‌‌‍ ‌‍ ‍‌​‍‌‌ ‌​‌‍‌‌‌‍ ‌​ ‍ ‌ ​​‌‍​‌‌ ‌​‌‍‍​​ ‌‌‍ ​‌‍​‌‌‍​‍‌‍‌‌‌‍ ​​‍‌‌​ ‌‌‌​​‍‌‌ ‌‍‍ ‌‍‌‌‌ ‍‌​‍‌‌​ ​ ‌​‌​​‍‌‌​ ​ ‌​‌​​‍‌‌​ ​‍​ ​‍‌‍‌​‌‍​‌​‍‌‌​ ​‍​ ​‍​‍‌‌​ ‌‌‌​‌​​‍ ‍‌ ‌‍‌‍​‌‌‍ ​‌ ‌‌‌‍‌‌​ ‌‍​‍‌‍​‌‌ ​ ‌‍‌‌‌‌‌‌‌ ​‍‌‍ ​​ ‌‌‍‍​‌ ‌​‌ ‌​‌ ​​‌ ​ ​‍‌‌​ ​ ‌​​‌​‍‌‌​ ​‍‌​‌‍​‍‌‌​ ​‍‌​‌‍‌‍ ‍‌‍ ‌ ​‍‌‍‌​‌‍‍‌‌‍​ ​‍ ‌‌‍​‍‌‍‍‌‌ ‌​‌‍‌‌‌ ​ ​‍ ‌‌‍‌ ‌ ​‍‌‍ ‌ ‌‌‌ ​​​‍ ‌‌ ​ ‌ ‌​‌ ‌‌‌‍‌​‌‍‍‌‌‍ ​‍ ‍‌ ‌‍‌‍‌‌‌ ​‍‌‍​ ‌‍‌‌‌‍ ​​‍ ‍‌‍​‌‌ ​​‌ ​​​‍‌‍‌‍‍‌‌‍‌​​ ‌​ ‍‌​ ‍​‌‍​‍‌‍‌​‌‍​‍​ ‌​​ ‌ ​ ​‍​‍ ‌‌‍‌​‌‍​ ‌‍‌‌‌‍‌‍​‍ ‌​ ‌​​ ‍​​ ​‍​ ‌‍​‍ ‌‌‍​‌‌‍​ ‌‍​ ​ ‌ ​‍ ‌​ ​ ​ ​ ​ ‌‌​ ​​‌‍​‌​ ‌‌​ ​‍‌‍​ ‌‍‌​​ ‌​‌‍‌‌​ ‌‌​‍‌‍‌ ‌​‌ ‍‌‌ ​​‌‍‌‌​ ‌‌ ‌ ‌‍‌‌‌‍​‍‌ ​ ‌‍‍‌‌ ‌​‌‍‌‌‌​ ‍‌‍​‌‌ ‌‍‌‍‍‌‌‍‌ ‌‍​‌‌ ‌​‌‍‍‌‌‍ ‌‍ ‍‌​‍‌‌ ‌​‌‍‌‌‌‍ ‌​‍‌‍‌ ​​‌‍​‌‌ ‌​‌‍‍​​ ‌‌‍ ​‌‍​‌‌‍​‍‌‍‌‌‌‍ ​​‍‌‌​ ‌‌‌​​‍‌‌ ‌‍‍ ‌‍‌‌‌ ‍‌​‍‌‌​ ​ ‌​‌​​‍‌‌​ ​ ‌​‌​​‍‌‌​ ​‍​ ​‍‌‍‌​‌‍​‌​‍‌‌​ ​‍​ ​‍​‍‌‌​ ‌‌‌​‌​​‍ ‍‌ ‌‍‌‍​‌‌‍ ​‌ ‌‌‌‍‌‌​‍‌‍‌ ​​‌‍‌‌‌ ​‍‌ ​ ‌ ​​‌‍‌‌‌‍​ ‌ ‌​‌‍‍‌‌ ‌‍‌‍‌‌​ ‌‌ ​​‌ ‌‌‌‍​‍‌‍ ​‌‍‍‌‌ ​ ‌‍‍​‌‍‌‌‌‍‌​​‍​‍‌ ‌
Subway® is a Registered Trademark of Subway IP, LLC © 2026
Subway IP, LLC. All Rights Reserved.​​​​‌ ‍ ​‍​‍‌‍ ‌ ​‍‌‍‍‌‌‍‌ ‌‍‍‌‌‍ ‍​‍​‍​ ‍‍​‍​‍‌ ​ ‌‍​‌‌‍ ‍‌‍‍‌‌ ‌​‌ ‍‌​‍ ‍‌‍‍‌‌‍ ​‍​‍​‍ ​​‍​‍‌‍‍​‌ ​‍‌‍‌‌‌‍‌‍​‍​‍​ ‍‍​‍​‍‌‍‍​‌ ‌​‌ ‌​‌ ​​‌ ​ ​ ‍‍​‍ ​‍ ‌‍ ‍‌‍ ‌ ​‍‌‍‌​‌‍‍‌‌‍​ ​‍ ‌‌‍​‍‌‍‍‌‌ ‌​‌‍‌‌‌ ​ ​‍ ‌‌‍‌ ‌ ​‍‌‍ ‌ ‌‌‌ ​​​‍ ‌‌ ​ ‌ ‌​‌ ‌‌‌‍‌​‌‍‍‌‌‍ ​‍ ‍‌ ‌‍‌‍‌‌‌ ​‍‌‍​ ‌‍‌‌‌‍ ​​‍ ‍‌‍​‌‌ ​​‌ ​​​‍ ‌‍‍‌‌‍ ‍‌ ‌​‌‍‌‌‌‍ ‍‌ ‌​​‍ ‌‍‌‌‌‍‌​‌‍‍‌‌ ‌​​‍ ‌‍ ‌‌‍ ‌‍‌​‌‍‌‌​ ‌‌ ​​‌ ​‍‌‍‌‌‌ ​ ‌‍‌‌‌‍ ‍‌ ‌​‌‍​‌‌ ‌​‌‍‍‌‌‍ ‌‍ ‍​ ‍ ‌‍‍‌‌‍‌​​ ‌​ ‌‍​ ​ ‌‍‌​​ ‌‌​ ​ ‌‍​‍​ ​‌​ ​​​‍ ‌​ ​‍​ ​‌​ ‌‌​ ​​​‍ ‌​ ‌​‌‍​ ‌‍​ ​ ​​​‍ ‌​ ‍​‌‍‌‌​ ‍‌​ ​‍​‍ ‌​ ‌ ‌‍‌‌​ ​‍​ ​‌​ ​‍​ ​ ​ ​ ‌‍‌‍‌‍​‍​ ‌‌​ ‍​‌‍​‌​ ‍ ‌ ‌​‌ ‍‌‌ ​​‌‍‌‌​ ‌‌ ‌ ‌‍‌‌‌‍​‍‌ ​ ‌‍‍‌‌ ‌​‌‍‌‌‌​‌‍‌‍ ‌‍ ‌ ‌​‌‍‌‌‌ ​‍​ ‍ ‌ ​​‌‍​‌‌ ‌​‌‍‍​​ ‌‌‍​ ‌‍ ‌ ​​‌ ‍‌‌ ​‍‌‍‍‌‌‍‌ ‌‍‍​‌ ‌​‌​ ‍‌‍ ‌ ‌​‌‍‍‌‌‍​ ‌‍‌‌​‍‌‌​ ‌‌‌​​‍‌‌ ‌‍‍ ‌‍‌‌‌ ‍‌​‍‌‌​ ​ ‌​‌​​‍‌‌​ ​ ‌​‌​​‍‌‌​ ​‍​ ​‍‌‍‌​‌‍​‌​‍‌‌​ ​‍​ ​‍​‍‌‌​ ‌‌‌​‌​​‍ ‍‌ ‌‍‌‍​‌‌‍ ​‌ ‌‌‌‍‌‌​ ‌‍​‍‌‍​‌‌ ​ ‌‍‌‌‌‌‌‌‌ ​‍‌‍ ​​ ‌‌‍‍​‌ ‌​‌ ‌​‌ ​​‌ ​ ​‍‌‌​ ​ ‌​​‌​‍‌‌​ ​‍‌​‌‍​‍‌‌​ ​‍‌​‌‍‌‍ ‍‌‍ ‌ ​‍‌‍‌​‌‍‍‌‌‍​ ​‍ ‌‌‍​‍‌‍‍‌‌ ‌​‌‍‌‌‌ ​ ​‍ ‌‌‍‌ ‌ ​‍‌‍ ‌ ‌‌‌ ​​​‍ ‌‌ ​ ‌ ‌​‌ ‌‌‌‍‌​‌‍‍‌‌‍ ​‍ ‍‌ ‌‍‌‍‌‌‌ ​‍‌‍​ ‌‍‌‌‌‍ ​​‍ ‍‌‍​‌‌ ​​‌ ​​​‍‌‍‌‍‍‌‌‍‌​​ ‌​ ‌‍​ ​ ‌‍‌​​ ‌‌​ ​ ‌‍​‍​ ​‌​ ​​​‍ ‌​ ​‍​ ​‌​ ‌‌​ ​​​‍ ‌​ ‌​‌‍​ ‌‍​ ​ ​​​‍ ‌​ ‍​‌‍‌‌​ ‍‌​ ​‍​‍ ‌​ ‌ ‌‍‌‌​ ​‍​ ​‌​ ​‍​ ​ ​ ​ ‌‍‌‍‌‍​‍​ ‌‌​ ‍​‌‍​‌​‍‌‍‌ ‌​‌ ‍‌‌ ​​‌‍‌‌​ ‌‌ ‌ ‌‍‌‌‌‍​‍‌ ​ ‌‍‍‌‌ ‌​‌‍‌‌‌​‌‍‌‍ ‌‍ ‌ ‌​‌‍‌‌‌ ​‍​‍‌‍‌ ​​‌‍​‌‌ ‌​‌‍‍​​ ‌‌‍​ ‌‍ ‌ ​​‌ ‍‌‌ ​‍‌‍‍‌‌‍‌ ‌‍‍​‌ ‌​‌​ ‍‌‍ ‌ ‌​‌‍‍‌‌‍​ ‌‍‌‌​‍‌‌​ ‌‌‌​​‍‌‌ ‌‍‍ ‌‍‌‌‌ ‍‌​‍‌‌​ ​ ‌​‌​​‍‌‌​ ​ ‌​‌​​‍‌‌​ ​‍​ ​‍‌‍‌​‌‍​‌​‍‌‌​ ​‍​ ​‍​‍‌‌​ ‌‌‌​‌​​‍ ‍‌ ‌‍‌‍​‌‌‍ ​‌ ‌‌‌‍‌‌​‍‌‍‌ ​​‌‍‌‌‌ ​‍‌ ​ ‌ ​​‌‍‌‌‌‍​ ‌ ‌​‌‍‍‌‌ ‌‍‌‍‌‌​ ‌‌ ​​‌ ‌‌‌‍​‍‌‍ ​‌‍‍‌‌ ​ ‌‍‍​‌‍‌‌‌‍‌​​‍​‍‌ ‌
Subway Danmark TikTok
Subway Denmark Instagram
Subway Danmark Facebook
Subway Danmark LinkedIn